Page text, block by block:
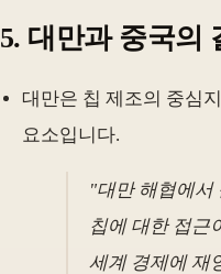
5. 대만과 중국의
대만은 칩 제조의 중심
요소입니다.
"대만 해협에서
칩에 대한 접근
세계 경제에 재